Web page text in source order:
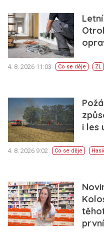
4. 8. 2026 11:03 Co se děje ZL
i les
4. 8. 2026 9:02 Co se děje